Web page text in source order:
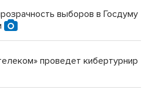
выборов в Госдуму
проведет кибертурнир